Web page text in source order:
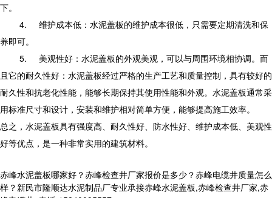
下。
4.
维护成本低：水泥盖板的维护成本很低，只需要定期清洗和保
养即可。
5.
美观性好：水泥盖板的外观美观，可以与周围环境相协调。而
且它的耐久性好：水泥盖板经过严格的生产工艺和质量控制，具有较好的
耐久性和抗老化性能，能够长期保持其使用性能和外观。水泥盖板通常采
用标准尺寸和设计，安装和维护相对简单方便，能够提高施工效率。
总之，水泥盖板具有强度高、耐久性好、防水性好、维护成本低、美观性
好等优点，是一种非常实用的建筑材料。
赤峰水泥盖板哪家好？赤峰检查井厂家报价是多少？赤峰电缆井质量怎么
样？新民市隆顺达水泥制品厂专业承接赤峰水泥盖板,赤峰检查井厂家,赤